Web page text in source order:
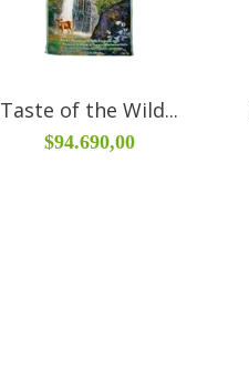
Taste of the Wild...
$94.690,00